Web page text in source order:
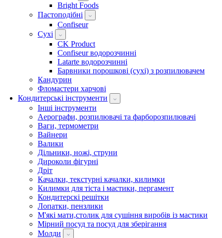
Bright Foods
Пастоподібні
Confiseur
Сухі
CK Product
Confiseur водорозчинні
Latarte водорозчинні
Барвники порошкові (сухі) з розпилювачем
Кандурин
Фломастери харчові
Кондитерські інструменти
Інші інструменти
Аерографи, розпилювачі та фарборозпилювачі
Ваги, термометри
Вайнери
Валики
Дільники, ножі, струни
Дироколи фігурні
Дріт
Качалки, текстурні качалки, килимки
Килимки для тіста і мастики, пергамент
Кондитерскі решітки
Лопатки, пензлики
М'які мати,столик для сушіння виробів із мастики
Мірний посуд та посуд для зберігання
Молди